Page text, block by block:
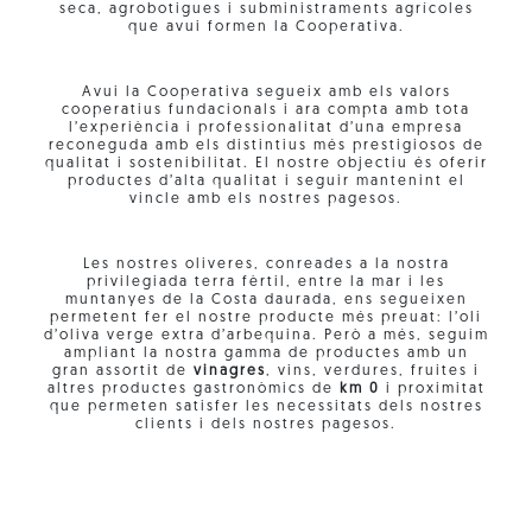
seca, agrobotigues i subministraments agrícoles
que avui formen la Cooperativa.
Avui la Cooperativa segueix amb els valors
cooperatius fundacionals i ara compta amb tota
l’experiència i professionalitat d’una empresa
reconeguda amb els distintius més prestigiosos de
qualitat i sostenibilitat. El nostre objectiu és oferir
productes d’alta qualitat i seguir mantenint el
vincle amb els nostres pagesos.
Les nostres oliveres, conreades a la nostra
privilegiada terra fèrtil, entre la mar i les
muntanyes de la Costa daurada, ens segueixen
permetent fer el nostre producte més preuat: l’oli
d’oliva verge extra d’arbequina. Però a més, seguim
ampliant la nostra gamma de productes amb un
gran assortit de vinagres, vins, verdures, fruites i
altres productes gastronòmics de
km 0 i proximitat
que permeten satisfer les necessitats dels nostres
clients i dels nostres pagesos.